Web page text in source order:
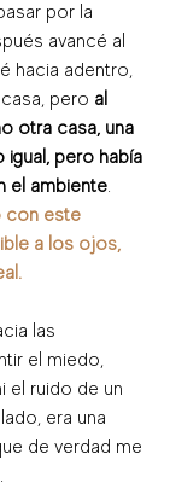
por la
avancé al
hacia adentro,
pero al
otra casa, una
pero había
el ambiente.
con este
a los ojos,
las
el miedo,
el ruido de un
era una
de verdad me